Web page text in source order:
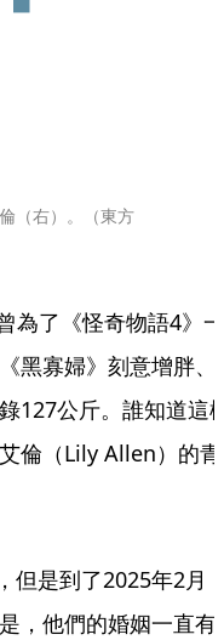
（右）。（東方
為了《怪奇物語4》一
黑寡婦》刻意增胖、
127公斤。誰知道這
倫（Lily Allen）的青
但是到了2025年2月
，他們的婚姻一直有